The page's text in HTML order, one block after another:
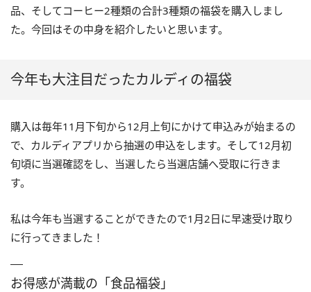
品、そしてコーヒー2種類の合計3種類の福袋を購入しまし
た。今回はその中身を紹介したいと思います。
今年も大注目だったカルディの福袋
購入は毎年11月下旬から12月上旬にかけて申込みが始まるの
で、カルディアプリから抽選の申込をします。そして12月初
旬頃に当選確認をし、当選したら当選店舗へ受取に行きま
す。
私は今年も当選することができたので1月2日に早速受け取り
に行ってきました！
お得感が満載の「食品福袋」